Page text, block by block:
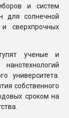
и систем
для солнечной
сверхпрочных
ученые и
университета.
собственного
сроком на